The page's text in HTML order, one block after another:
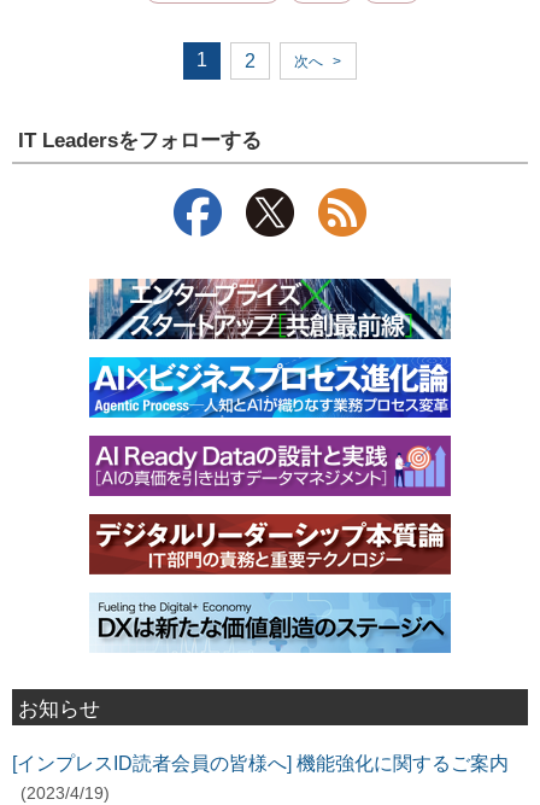
1 2 次へ >
IT Leadersをフォローする
お知らせ
[インプレスID読者会員の皆様へ] 機能強化に関するご案内
(2023/4/19)